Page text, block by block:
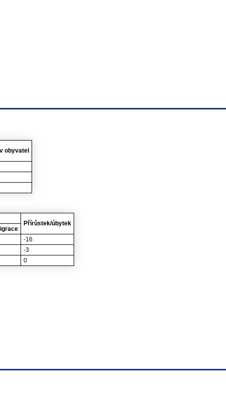
obyvatel
Přírůstek/úbytek
-16
-3
0